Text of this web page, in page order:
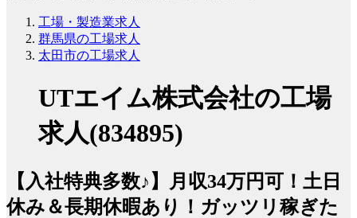
工場・製造業求人
群馬県の工場求人
太田市の工場求人
UTエイム株式会社の工場
求人(834895)
【入社特典多数♪】月収34万円可！土日
休み＆長期休暇あり！ガッツリ稼ぎた